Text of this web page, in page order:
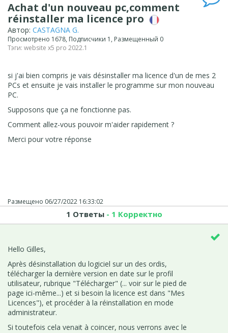
Achat d'un nouveau pc,comment
réinstaller ma licence pro
Автор: CASTAGNA G.
Просмотрено 1678, Подписчики 1, Размещенный 0
Тэги: website x5 pro 2022.1
si j'ai bien compris je vais désinstaller ma licence d'un de mes 2
PCs et ensuite je vais installer le programme sur mon nouveau
PC.
Supposons que ça ne fonctionne pas.
Comment allez-vous pouvoir m'aider rapidement ?
Merci pour votre réponse
Размещено 06/27/2022 16:33:02
1 Ответы- 1 Корректно
Hello Gilles,
Après désinstallation du logiciel sur un des ordis,
télécharger la dernière version en date sur le profil
utilisateur, rubrique "Télécharger" (... voir sur le pied de
page ici-même...) et si besoin la licence est dans "Mes
Licences"), et procéder à la réinstallation en mode
administrateur.
Si toutefois cela venait à coincer, nous verrons avec le